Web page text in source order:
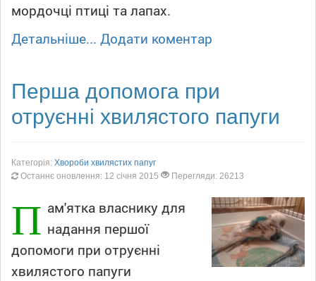
мордочці птиці та лапах.
Детальніше... Додати коментар
Перша допомога при
отруєнні хвилястого папуги
Категорія: Хвороби хвилястих папуг
Останнє оновлення: 12 січня 2015
Перегляди: 26213
П ам'ятка власнику для
надання першої
допомоги при отруєнні
хвилястого папуги